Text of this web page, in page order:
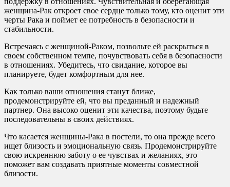
женщина-Рак откроет свое сердце только тому, кто оценит эти
черты Рака и поймет ее потребность в безопасности и
стабильности.
Встречаясь с женщиной-Раком, позвольте ей раскрыться в
своем собственном темпе, почувствовать себя в безопасности
в отношениях. Убедитесь, что свидание, которое вы
планируете, будет комфортным для нее.
Как только ваши отношения станут ближе,
продемонстрируйте ей, что вы преданный и надежный
партнер. Она высоко оценит эти качества, поэтому будьте
последовательны в своих действиях.
Что касается женщины-Рака в постели, то она прежде всего
ищет близость и эмоциональную связь. Продемонстрируйте
свою искреннюю заботу о ее чувствах и желаниях, это
поможет вам создавать приятные моменты совместной
близости.